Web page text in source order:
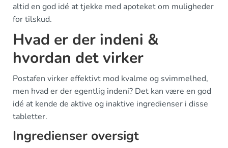
altid en god idé at tjekke med apoteket om muligheder
for tilskud.
Hvad er der indeni &
hvordan det virker
Postafen virker effektivt mod kvalme og svimmelhed,
men hvad er der egentlig indeni? Det kan være en god
idé at kende de aktive og inaktive ingredienser i disse
tabletter.
Ingredienser oversigt